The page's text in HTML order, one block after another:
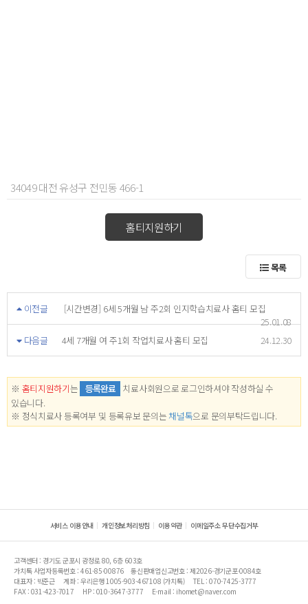
34049 대전 유성구 전민동 466-1
홈티지원하기
목록
이전글
[시간변경] 6세 5개월 남 주2회 인지학습치료사 홈티 모집
25.01.08
다음글
4세 7개월 여 주1회 작업치료사 홈티 모집 24.12.30
※ 홈티지원하기는 등록완료 치료사회원으로 로그인하셔야 작성하실 수
있습니다.
※ 정식치료사 등록여부 및 등록유보 문의는 채널톡으로 문의부탁드립니다.
서비스 이용안내 개인정보처리방침 이용약관 이메일주소 무단수집거부
고객센터 : 경기도 군포시 광정로 80, 6층 603호
가치톡 사업자등록번호 : 461-85-00876
통신판매업신고번호 : 제2026-경기군포-0084호
대표자 : 박준근
계좌 : 우리은행 1005-903-467108 (가치톡)
TEL : 070-7425-3777
FAX : 031-423-7017
HP : 010-3647-3777 E-mail : ihomet@naver.com